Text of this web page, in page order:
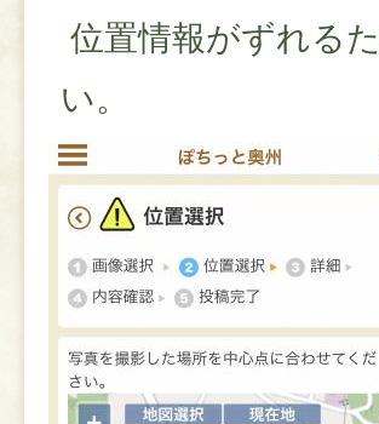
位置情報がずれる
い。